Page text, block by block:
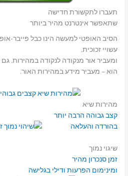
תעברו לתקשורת חדישה
שתאפשר אינטרנט מהיר ביותר
הסיב האופטי למעשה הינו כבל פייבר-
עשויי זכוכית,
ומעביר אור מנקודה לנקודה במהירות,
הוא – מעביר מידע במהירות האור.
מהירות שיא
קצב גבוהה הרבה יותר
בהורדה והעלאה
שיגוי נמוך
זמן סנכרון מהיר
ומינימום הפרעות ודילי בגלישה